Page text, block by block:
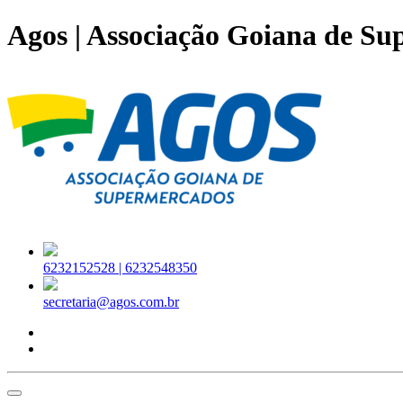
Agos | Associação Goiana de
6232152528 | 6232548350
secretaria@agos.com.br